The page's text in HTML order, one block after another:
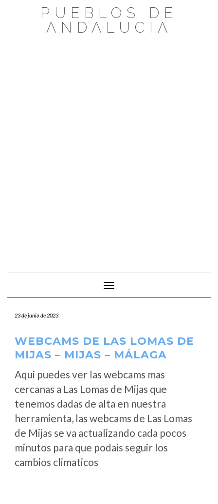
PUEBLOS DE
ANDALUCIA
Cambiar modo de navegación
23 de junio de 2023
WEBCAMS DE LAS LOMAS DE
MIJAS – MIJAS – MÁLAGA
Aqui puedes ver las webcams mas
cercanas a Las Lomas de Mijas que
tenemos dadas de alta en nuestra
herramienta, las webcams de Las Lomas
de Mijas se va actualizando cada pocos
minutos para que podais seguir los
cambios climaticos